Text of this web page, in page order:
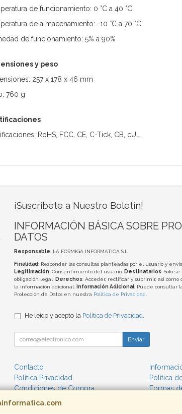
de funcionamiento: 0 °C a 40 °C
de almacenamiento: -10 °C a 70 °C
de funcionamiento: 5% a 90%
y peso
257 x 178 x 46 mm
760 g
RoHS, FCC, CE, C-Tick, CB, cUL
¡Suscríbete a Nuestro Boletín!
INFORMACIÓN BÁSICA SOBRE
DATOS
Responsable: LA FORMIGA INFORMATICA S.L.
Finalidad: Responder las consultas planteadas por el usuario y
Legitimación: Consentimiento del usuario; Destinatarios: Solo
obligación legal; Derechos: Acceder, rectificar y suprimir, así como
la información adicional;
Información Adicional: Puede consultar
Protección de Datos en nuestra Política de Privacidad.
He leído y acepto la Política de Privacidad.
Enviar
Contacto
Política Privacidad
Política
Condiciones de Compra
Formas